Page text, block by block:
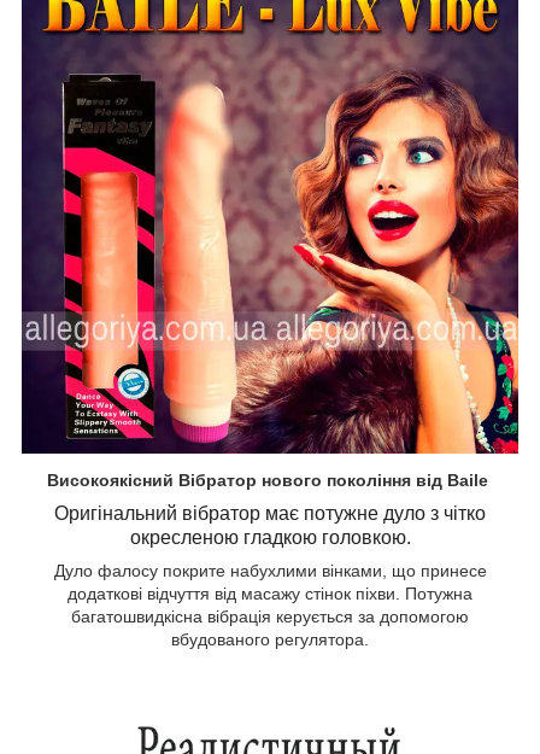
Високоякісний Вібратор нового покоління від Baile
Оригінальний вібратор має потужне дуло з чітко
окресленою гладкою головкою.
Дуло фалосу покрите набухлими вінками, що принесе
додаткові відчуття від масажу стінок піхви. Потужна
багатошвидкісна вібрація керується за допомогою
вбудованого регулятора.